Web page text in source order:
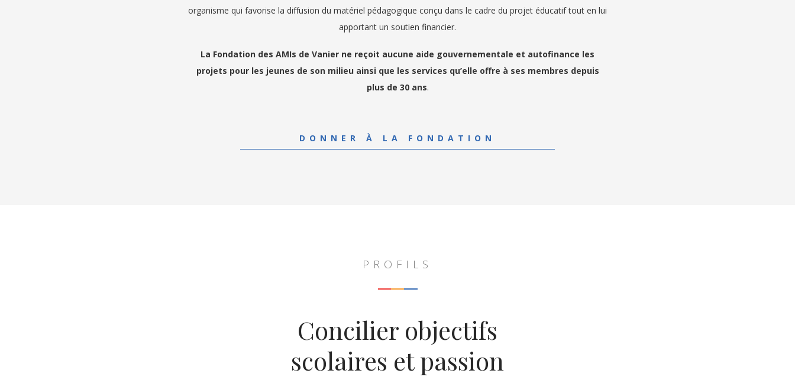
organisme qui favorise la diffusion du matériel pédagogique conçu dans le cadre du projet éducatif tout en lui
apportant un soutien financier.
La Fondation des AMIs de Vanier ne reçoit aucune aide gouvernementale et autofinance les
projets pour les jeunes de son milieu ainsi que les services qu’elle offre à ses membres depuis
plus de 30 ans.
DONNER À LA FONDATION
PROFILS
Concilier objectifs
scolaires et passion